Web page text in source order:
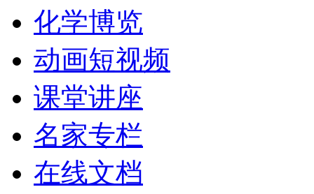
化学博览
动画短视频
课堂讲座
名家专栏
在线文档